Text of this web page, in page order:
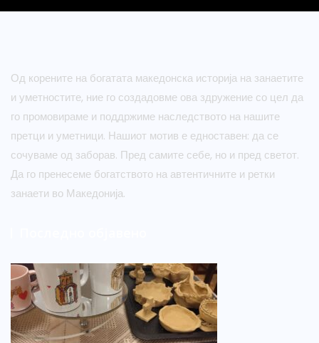
Од корените на богатата македонска историја на занаетите
и уметностите, ние го создадовме ова здружение со цел да
го промовираме и поддржиме наследството на нашите
претци и уметници. Нашиот мотив е едноставен: да се
сочуваме од заборав. Пред самите себе, но и пред светот.
Да го пренесеме богатството на автентичните и ретки
занаети во Македонија.